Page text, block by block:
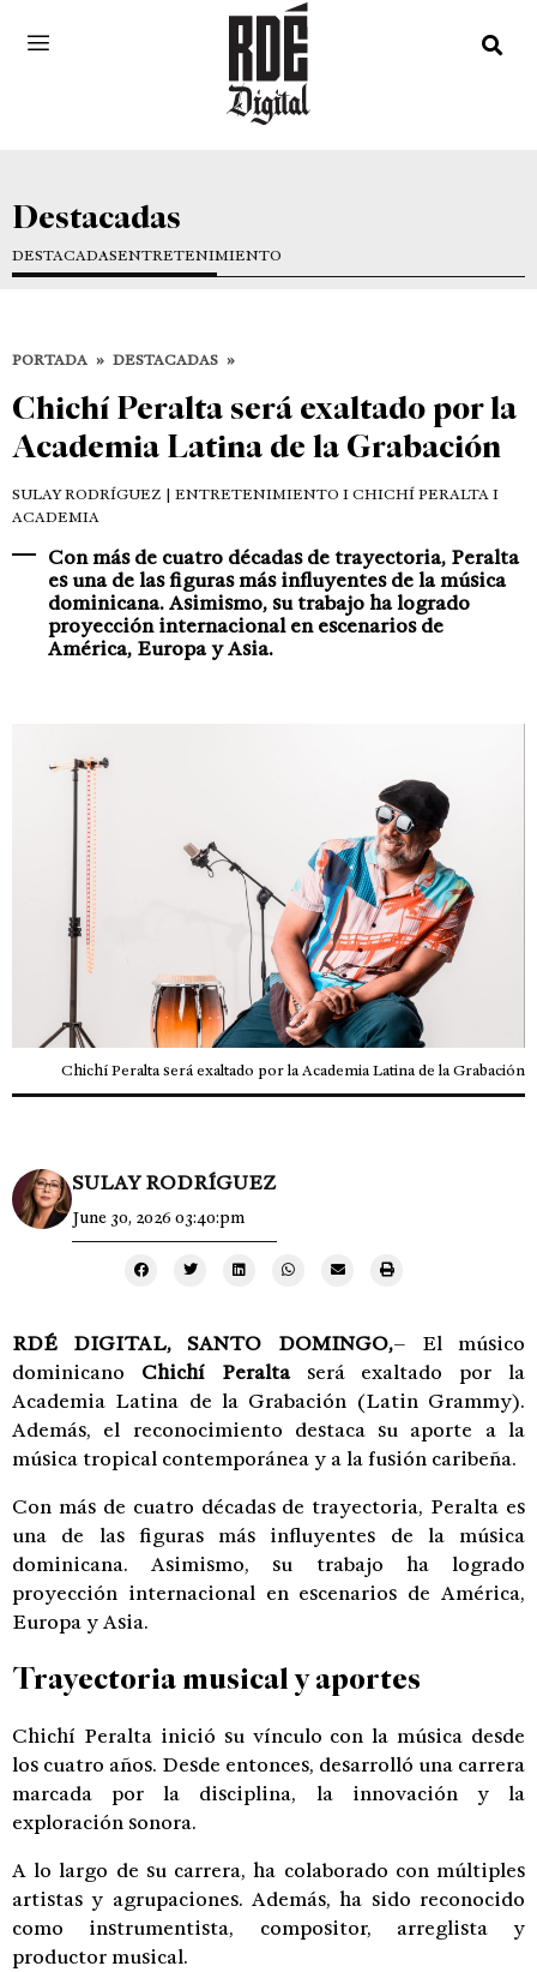
Destacadas
DESTACADASENTRETENIMIENTO
PORTADA » DESTACADAS »
Chichí Peralta será exaltado por la
Academia Latina de la Grabación
SULAY RODRÍGUEZ | ENTRETENIMIENTO I CHICHÍ PERALTA I
ACADEMIA
Con más de cuatro décadas de trayectoria, Peralta
es una de las figuras más influyentes de la música
dominicana. Asimismo, su trabajo ha logrado
proyección internacional en escenarios de
América, Europa y Asia.
Chichí Peralta será exaltado por la Academia Latina de la Grabación
SULAY RODRÍGUEZ
June 30, 2026 03:40:pm
RDÉ DIGITAL, SANTO DOMINGO,– El músico
dominicano Chichí Peraltaserá exaltado por la
Academia Latina de la Grabación (Latin Grammy).
Además, el reconocimiento destaca su aporte a la
música tropical contemporánea y a la fusión caribeña.
Con más de cuatro décadas de trayectoria, Peralta es
una de las figuras más influyentes de la música
dominicana. Asimismo, su trabajo ha logrado
proyección internacional en escenarios de América,
Europa y Asia.
Trayectoria musical y aportes
Chichí Peralta inició su vínculo con la música desde
los cuatro años. Desde entonces, desarrolló una carrera
marcada por la disciplina, la innovación y la
exploración sonora.
A lo largo de su carrera, ha colaborado con múltiples
artistas y agrupaciones. Además, ha sido reconocido
como instrumentista, compositor, arreglista y
productor musical.